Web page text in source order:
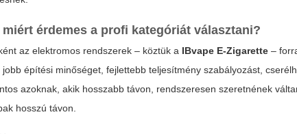
érdemes a profi kategóriát választani?
az elektromos rendszerek – köztük a IBvape E-Zigarette –
építési minőséget, fejlettebb teljesítmény szabályozást,
azoknak, akik hosszabb távon, rendszeresen szeretnének
hosszú távon.